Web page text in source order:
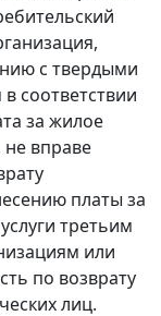
с твердыми
соответствии
за жилое
вправе
платы за
третьим
или
по возврату
лиц.